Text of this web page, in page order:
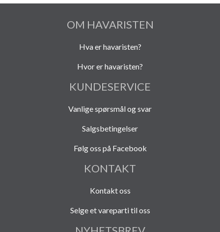
OM HAVARISTEN
Hva er havaristen?
Hvor er havaristen?
KUNDESERVICE
Vanlige spørsmål og svar
Salgsbetingelser
Følg oss på Facebook
KONTAKT
Kontakt oss
Selge et vareparti til oss